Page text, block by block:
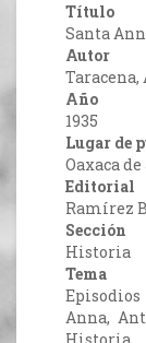
Título
Santa
Autor
Taracena,
Año
1935
Lugar de
Oaxaca
Editorial
Ramírez
Sección
Historia
Tema
Anna,